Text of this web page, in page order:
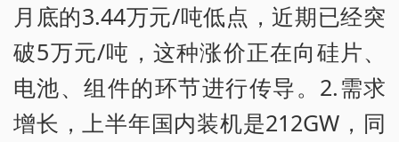
月底的3.44万元/吨低点，近期已经突
破5万元/吨，这种涨价正在向硅片、
电池、组件的环节进行传导。2.需求
增长，上半年国内装机是212GW，同